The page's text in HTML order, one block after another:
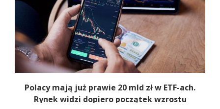
Polacy mają już prawie 20 mld zł w ETF-ach.
Rynek widzi dopiero początek wzrostu